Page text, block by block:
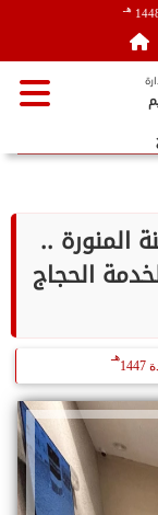
هـ
المنورة ..
الحجاج
هـ